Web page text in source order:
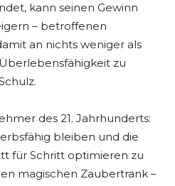
kann seinen Gewinn
– betroffenen
an nichts weniger als
zu
des 21. Jahrhunderts:
bleiben und die
für Schritt optimieren zu
magischen Zaubertrank –